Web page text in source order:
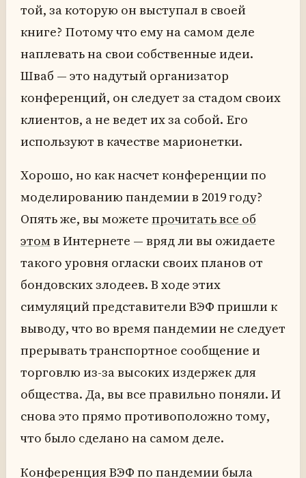
той, за которую он выступал в своей
книге? Потому что ему на самом деле
наплевать на свои собственные идеи.
Шваб — это надутый организатор
конференций, он следует за стадом своих
клиентов, а не ведет их за собой. Его
используют в качестве марионетки.
Хорошо, но как насчет конференции по
моделированию пандемии в 2019 году?
Опять же, вы можете прочитать все об
этом в Интернете — вряд ли вы ожидаете
такого уровня огласки своих планов от
бондовских злодеев. В ходе этих
симуляций представители ВЭФ пришли к
выводу, что во время пандемии не следует
прерывать транспортное сообщение и
торговлю из-за высоких издержек для
общества. Да, вы все правильно поняли. И
снова это прямо противоположно тому,
что было сделано на самом деле.
Конференция ВЭФ по пандемии была